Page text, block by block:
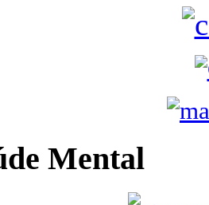
Mental